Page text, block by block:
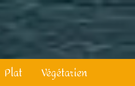
Plat Végétarien